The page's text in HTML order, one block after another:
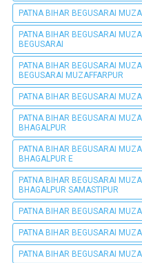
PATNA BIHAR BEGUSARAI
PATNA BIHAR BEGUSARAI
BEGUSARAI
PATNA BIHAR BEGUSARAI
BEGUSARAI MUZAFFARPUR
PATNA BIHAR BEGUSARAI
PATNA BIHAR BEGUSARAI
BHAGALPUR
PATNA BIHAR BEGUSARAI
BHAGALPUR E
PATNA BIHAR BEGUSARAI
BHAGALPUR SAMASTIPUR
PATNA BIHAR BEGUSARAI
PATNA BIHAR BEGUSARAI
PATNA BIHAR BEGUSARAI